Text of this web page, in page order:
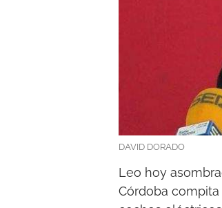
DAVID DORADO
Leo hoy
Córdoba